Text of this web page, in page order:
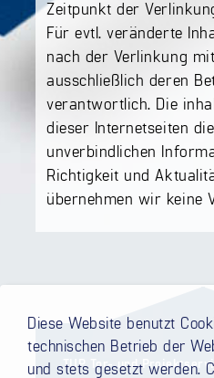
Zeitpunkt der
Für evtl. veränderte
nach der Verlinkung
ausschließlich deren
verantwortlich. Die
dieser Internetseiten
unverbindlichen
Richtigkeit und
übernehmen wir keine
TUP Tor- und
Diese Website benutzt
technischen Betrieb der
und stets gesetzt werden.